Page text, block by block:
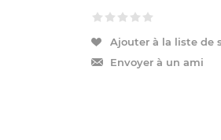
Ajouter à la liste de
Envoyer à un ami